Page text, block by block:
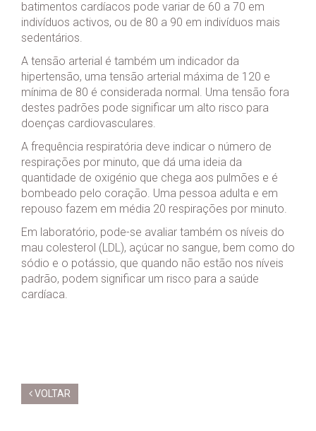
batimentos cardíacos pode variar de 60 a 70 em
indivíduos activos, ou de 80 a 90 em indivíduos mais
sedentários.
A tensão arterial é também um indicador da
hipertensão, uma tensão arterial máxima de 120 e
mínima de 80 é considerada normal. Uma tensão fora
destes padrões pode significar um alto risco para
doenças cardiovasculares.
A frequência respiratória deve indicar o número de
respirações por minuto, que dá uma ideia da
quantidade de oxigénio que chega aos pulmões e é
bombeado pelo coração. Uma pessoa adulta e em
repouso fazem em média 20 respirações por minuto.
Em laboratório, pode-se avaliar também os níveis do
mau colesterol (LDL), açúcar no sangue, bem como do
sódio e o potássio, que quando não estão nos níveis
padrão, podem significar um risco para a saúde
cardíaca.
VOLTAR